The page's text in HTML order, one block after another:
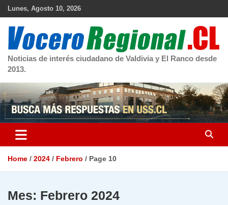
Skip
Lunes, Agosto 10, 2026
Noticias de interés ciudadano de Valdivia y El Ranco desde
2013.
Home 2024 Febrero Page 10
Mes: Febrero 2024